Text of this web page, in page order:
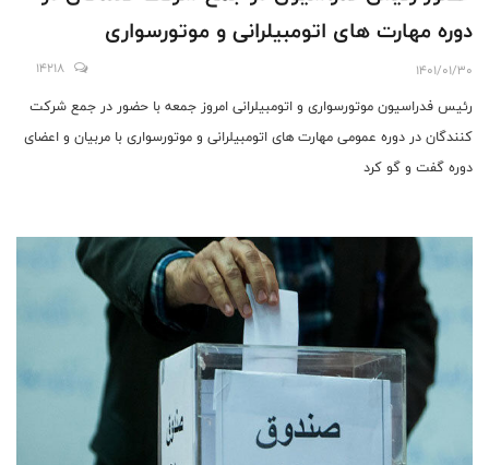
دوره مهارت های اتومبیلرانی و موتورسواری
1401/01/30
14218
رئیس فدراسیون موتورسواری و اتومبیلرانی امروز جمعه با حضور در جمع شرکت
کنندگان در دوره عمومی مهارت های اتومبیلرانی و موتورسواری با مربیان و اعضای
دوره گفت و گو کرد